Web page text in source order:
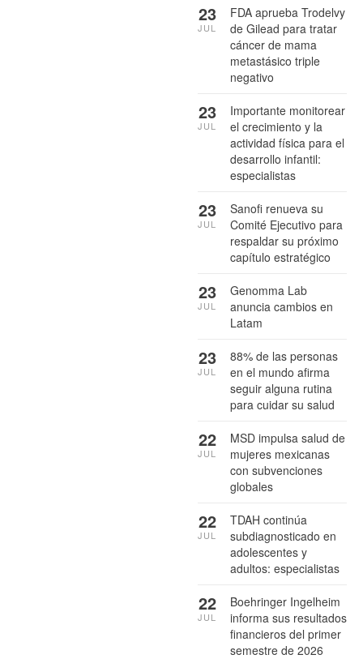
FDA aprueba Trodelvy
de Gilead para tratar
cáncer de mama
metastásico triple
negativo
23
JUL
Importante monitorear
el crecimiento y la
actividad física para el
desarrollo infantil:
especialistas
23
JUL
Sanofi renueva su
Comité Ejecutivo para
respaldar su próximo
capítulo estratégico
23
JUL
Genomma Lab
anuncia cambios en
Latam
23
JUL
88% de las personas
en el mundo afirma
seguir alguna rutina
para cuidar su salud
23
JUL
MSD impulsa salud de
mujeres mexicanas
con subvenciones
globales
22
JUL
TDAH continúa
subdiagnosticado en
adolescentes y
adultos: especialistas
22
JUL
Boehringer Ingelheim
informa sus resultados
financieros del primer
semestre de 2026
22
JUL